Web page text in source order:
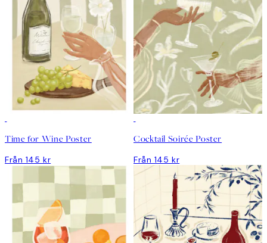
Time for Wine Poster
Från 145 kr
Cocktail Soirée Poster
Från 145 kr